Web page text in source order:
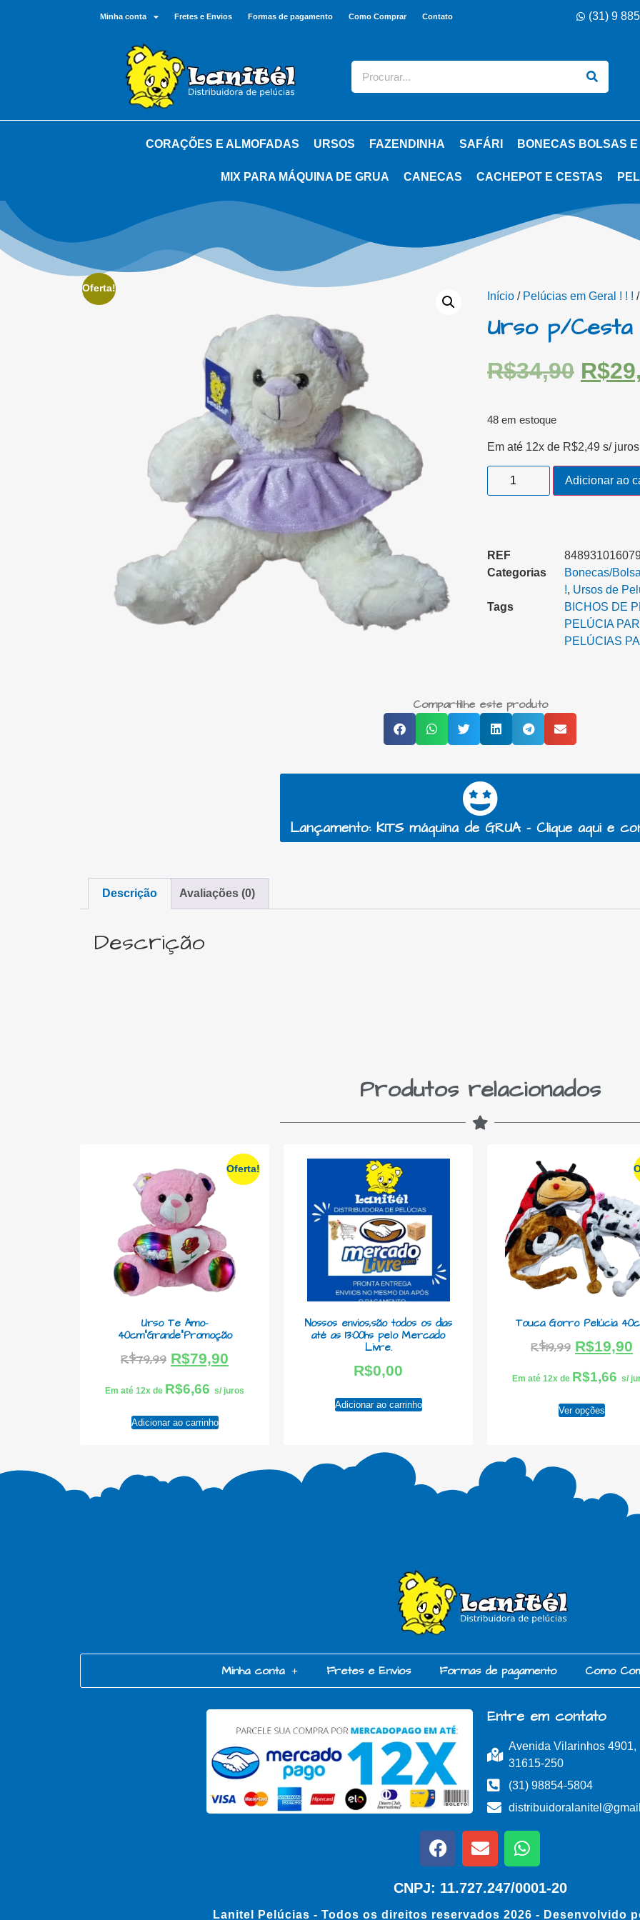
Minha conta Fretes e Envios Formas de pagamento Como Comprar Contato (31) 9
CORAÇÕES E ALMOFADAS URSOS FAZENDINHA SAFÁRI BONECAS BOLSAS
MIX PARA MÁQUINA DE GRUA CANECAS CACHEPOT E CESTAS
Oferta!
Início / Pelúcias em Geral ! ! !
Urso p/Cesta
R$34,90 R$
48 em estoque
Em até 12x de R$2,49 s/ juros
Adicionar ao
REF
Categorias
Bonecas/
!, Ursos de
Tags
BICHOS DE
PELÚCIA
PELÚCIAS
Compartilhe este produto
Lançamento: KITS máquina de GRUA - Clique aqui e
Descrição Avaliações (0)
Descrição
Produtos relacionados
Oferta!
Urso Te Amo-
40cm”Grande”Promoção
R$79,99 R$79,90
Em até 12x de R$6,66 s/ juros
Adicionar ao carrinho
Nossos envios,são todos os dias
até as 13:00hs pelo Mercado
Livre.
R$0,00
Adicionar ao carrinho
Touca Gorro Pelúcia
R$19,99 R$19,90
Em até 12x de R$1,66 s/
Ver opções
Minha conta Fretes e Envios Formas de pagamento Como
Entre em contato
Avenida Vilarinhos 4901,
31615-250
(31) 98854-5804
CNPJ: 11.727.247/0001-20
Lanitel Pelúcias - Todos os direitos reservados 2026 - Desenvolvido